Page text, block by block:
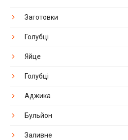
Заготовки
Голубці
Яйце
Голубці
Аджика
Бульйон
Заливне